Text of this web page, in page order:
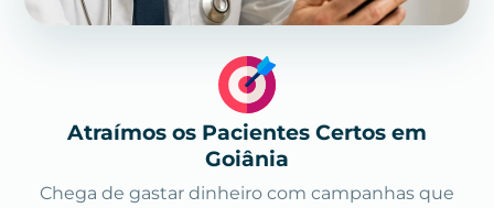
Atraímos os Pacientes Certos em
Goiânia
Chega de gastar dinheiro com campanhas que